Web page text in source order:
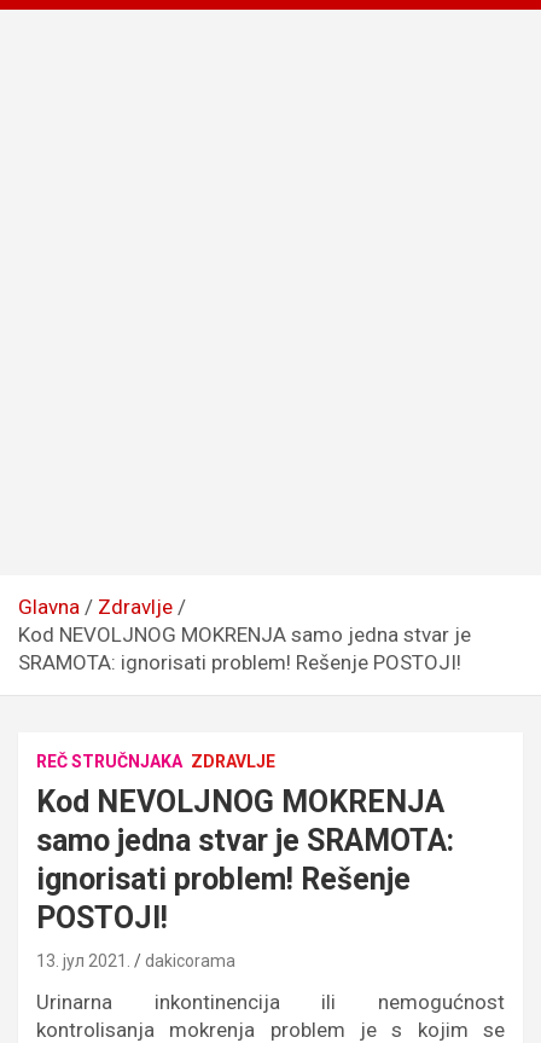
Glavna
Zdravlje
Kod NEVOLJNOG MOKRENJA samo jedna stvar je
SRAMOTA: ignorisati problem! Rešenje POSTOJI!
REČ STRUČNJAKA ZDRAVLJE
Kod NEVOLJNOG MOKRENJA
samo jedna stvar je SRAMOTA:
ignorisati problem! Rešenje
POSTOJI!
13. јул 2021. dakicorama
Urinarna inkontinencija ili nemogućnost
kontrolisanja mokrenja problem je s kojim se